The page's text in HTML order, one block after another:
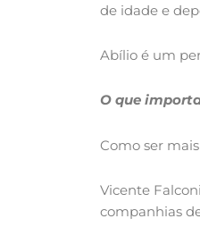
de idade e
Abílio é um
O que
Como ser
Vicente
companhias